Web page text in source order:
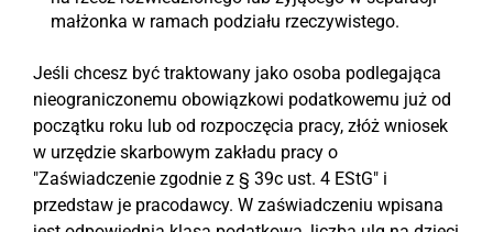
małżonka w ramach podziału rzeczywistego.
Jeśli chcesz być traktowany jako osoba podlegająca
nieograniczonemu obowiązkowi podatkowemu już od
początku roku lub od rozpoczęcia pracy, złóż wniosek
w urzędzie skarbowym zakładu pracy o
"Zaświadczenie zgodnie z § 39c ust. 4 EStG" i
przedstaw je pracodawcy. W zaświadczeniu wpisana